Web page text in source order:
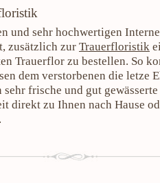
und sehr hochwertigen
zusätzlich zur Trauerfloristik
Trauerflor zu bestellen. So
dem verstorbenen die letze
frische und gut
direkt zu Ihnen nach Hause